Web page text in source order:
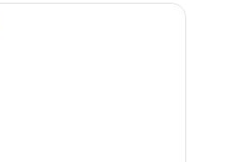
Lampe, einem Fernseher und einer
Business-Doppelzimmer |